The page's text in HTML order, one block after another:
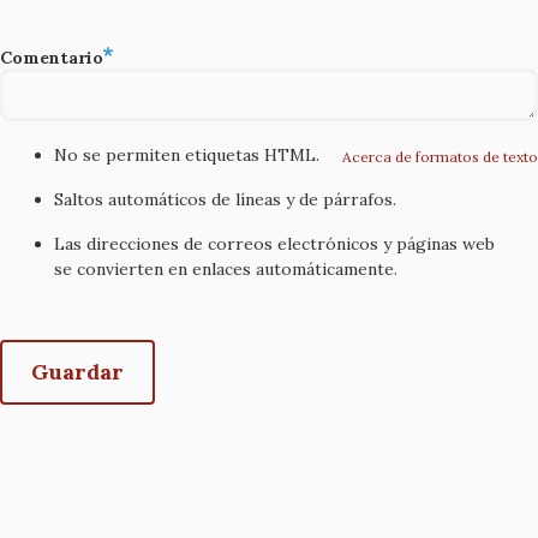
Comentario
Acerca de formatos de texto
No se permiten etiquetas HTML.
Saltos automáticos de líneas y de párrafos.
Las direcciones de correos electrónicos y páginas web
se convierten en enlaces automáticamente.